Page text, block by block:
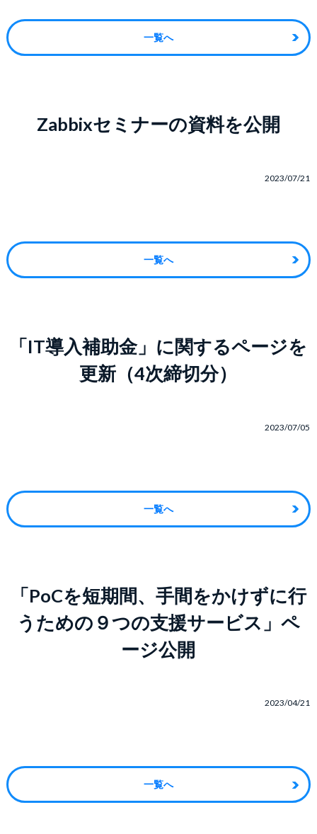
一覧へ
Zabbixセミナーの資料を公開
2023/07/21
一覧へ
「IT導入補助金」に関するページを
更新（4次締切分）
2023/07/05
一覧へ
「PoCを短期間、手間をかけずに行
うための９つの支援サービス」ペ
ージ公開
2023/04/21
一覧へ